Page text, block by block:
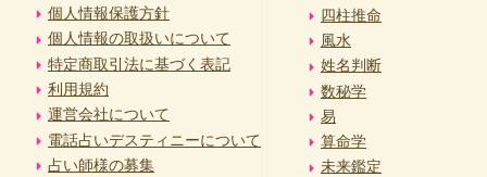
個人情報保護方針
個人情報の取扱いについて
特定商取引法に基づく表記
利用規約
運営会社について
電話占いデスティニーについて
占い師様の募集
四柱推命
風水
姓名判断
数秘学
易
算命学
未来鑑定